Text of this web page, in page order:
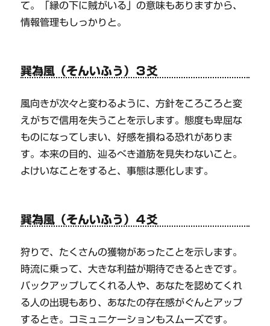
て。「縁の下に賊がいる」の意味もありますから、
情報管理もしっかりと。
巽為風（そんいふう）３爻
風向きが次々と変わるように、方針をころころと変
えがちで信用を失うことを示します。態度も卑屈な
ものになってしまい、好感を損ねる恐れがありま
す。本来の目的、辿るべき道筋を見失わないこと。
よけいなことをすると、事態は悪化します。
巽為風（そんいふう）４爻
狩りで、たくさんの獲物があったことを示します。
時流に乗って、大きな利益が期待できるときです。
バックアップしてくれる人や、あなたを認めてくれ
る人の出現もあり、あなたの存在感がぐんとアップ
するとき。コミュニケーションもスムーズです。